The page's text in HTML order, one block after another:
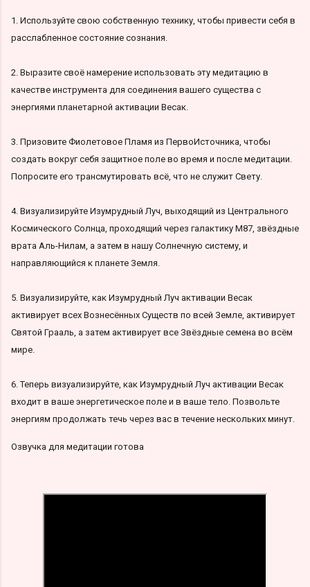
1. Используйте свою собственную технику, чтобы привести себя в
расслабленное состояние сознания.
2. Выразите своё намерение использовать эту медитацию в
качестве инструмента для соединения вашего существа с
энергиями планетарной активации Весак.
3. Призовите Фиолетовое Пламя из ПервоИсточника, чтобы
создать вокруг себя защитное поле во время и после медитации.
Попросите его трансмутировать всё, что не служит Свету.
4. Визуализируйте Изумрудный Луч, выходящий из Центрального
Космического Солнца, проходящий через галактику M87, звёздные
врата Аль-Нилам, а затем в нашу Солнечную систему, и
направляющийся к планете Земля.
5. Визуализируйте, как Изумрудный Луч активации Весак
активирует всех Вознесённых Существ по всей Земле, активирует
Святой Грааль, а затем активирует все Звёздные семена во всём
мире.
6. Теперь визуализируйте, как Изумрудный Луч активации Весак
входит в ваше энергетическое поле и в ваше тело. Позвольте
энергиям продолжать течь через вас в течение нескольких минут.
Озвучка для медитации готова